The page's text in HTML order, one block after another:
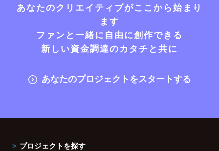
あなたのクリエイティブがここから始まり
ます
ファンと一緒に自由に創作できる
新しい資金調達のカタチと共に
あなたのプロジェクトをスタートする
プロジェクトを探す